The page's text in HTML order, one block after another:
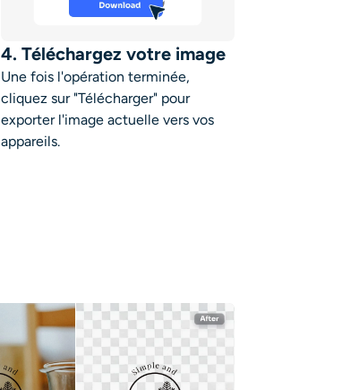
4. Téléchargez votre image
Une fois l'opération terminée,
cliquez sur "Télécharger" pour
exporter l'image actuelle vers vos
appareils.